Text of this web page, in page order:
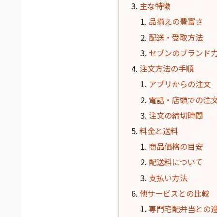
主な特徴
品揃えの豊富さ
配送・受取方法
セブンのブランド
注文方法の手順
アプリからの注文
電話・店頭での注
注文の締切時間
料金と送料
商品価格の目安
配送料について
支払い方法
他サービスとの比較
専門宅配弁当との